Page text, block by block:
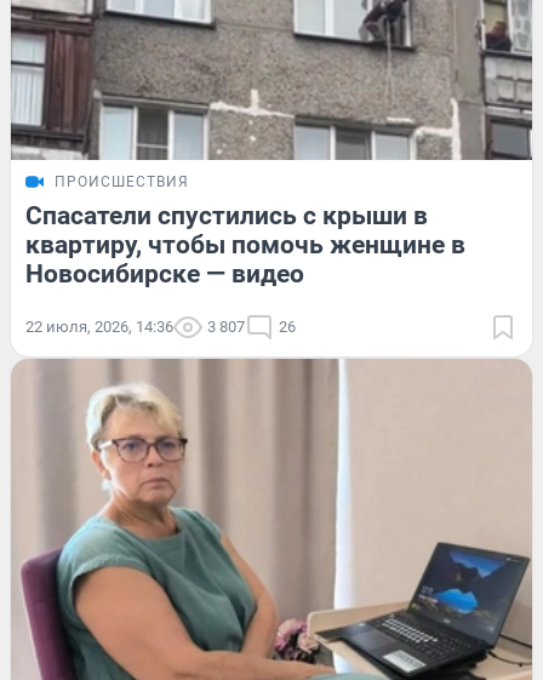
ПРОИСШЕСТВИЯ
Спасатели спустились с крыши в
квартиру, чтобы помочь женщине в
Новосибирске — видео
22 июля, 2026, 14:36 3 807 26